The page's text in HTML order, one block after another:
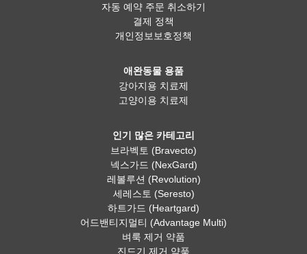
자동 예약 주문 취소하기
결제 정책
개인정보보호정책
애완동물 용품
강아지용 치료제
고양이용 치료제
인기 많은 카테고리
브라벡토 (Bravecto)
넥스가드 (NexGard)
레볼루션 (Revolution)
세레스토 (Seresto)
하트가드 (Heartgard)
어드밴티지멀티 (Advantage Multi)
벼룩 제거 약품
진드기 제거 약품